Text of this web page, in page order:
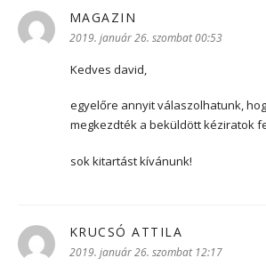
MAGAZIN
2019. január 26. szombat 00:53
Kedves david,
egyelőre annyit válaszolhatunk,
megkezdték a beküldött kéziratok
sok kitartást kívánunk!
KRUCSÓ ATTILA
2019. január 26. szombat 12:17